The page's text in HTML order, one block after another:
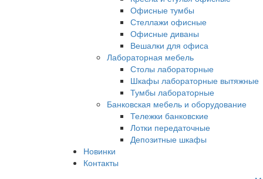
Офисные тумбы
Стеллажи офисные
Офисные диваны
Вешалки для офиса
Лабораторная мебель
Столы лабораторные
Шкафы лабораторные вытяжные
Тумбы лабораторные
Банковская мебель и оборудование
Тележки банковские
Лотки передаточные
Депозитные шкафы
Новинки
Контакты